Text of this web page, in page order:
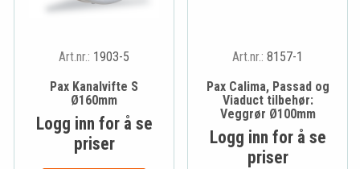
Art.nr.: 1903-5
Pax Kanalvifte S
Ø160mm
Logg inn for å se
priser
Art.nr.: 8157-1
Pax Calima, Passad og
Viaduct tilbehør:
Veggrør Ø100mm
Logg inn for å se
priser